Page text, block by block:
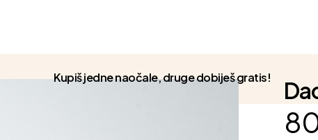
Kupiš jedne naočale, druge dobiješ gratis!